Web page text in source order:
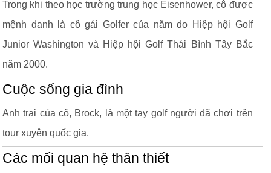
Trong khi theo học trường trung học Eisenhower, cô được
mệnh danh là cô gái Golfer của năm do Hiệp hội Golf
Junior Washington và Hiệp hội Golf Thái Bình Tây Bắc
năm 2000.
Cuộc sống gia đình
Anh trai của cô, Brock, là một tay golf người đã chơi trên
tour xuyên quốc gia.
Các mối quan hệ thân thiết